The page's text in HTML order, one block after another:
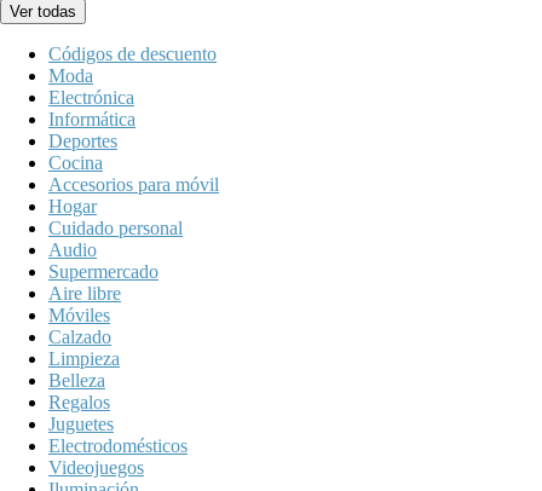
Ver todas
Códigos de descuento
Moda
Electrónica
Informática
Deportes
Cocina
Accesorios para móvil
Hogar
Cuidado personal
Audio
Supermercado
Aire libre
Móviles
Calzado
Limpieza
Belleza
Regalos
Juguetes
Electrodomésticos
Videojuegos